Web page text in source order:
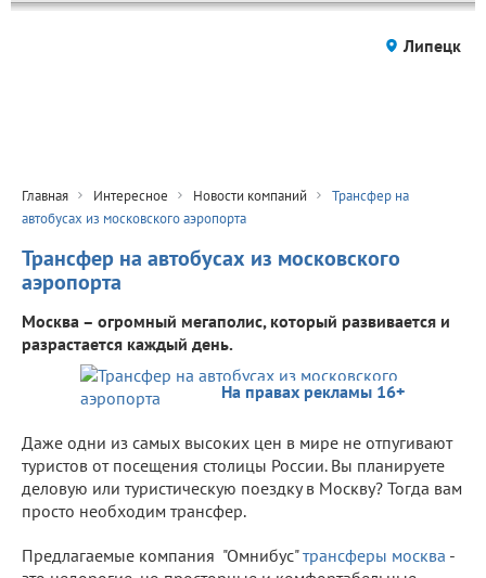
Липецк
Главная Интересное Новости компаний
Трансфер на
автобусах из московского аэропорта
Трансфер на автобусах из московского
аэропорта
Москва – огромный мегаполис, который развивается и
разрастается каждый день.
На правах рекламы 16+
Даже одни из самых высоких цен в мире не отпугивают
туристов от посещения столицы России. Вы планируете
деловую или туристическую поездку в Москву? Тогда вам
просто необходим трансфер.
Предлагаемые компания "Омнибус"трансферы москва -